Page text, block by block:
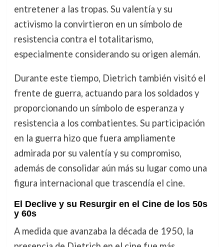
entretener a las tropas. Su valentía y su
activismo la convirtieron en un símbolo de
resistencia contra el totalitarismo,
especialmente considerando su origen alemán.
Durante este tiempo, Dietrich también visitó el
frente de guerra, actuando para los soldados y
proporcionando un símbolo de esperanza y
resistencia a los combatientes. Su participación
en la guerra hizo que fuera ampliamente
admirada por su valentía y su compromiso,
además de consolidar aún más su lugar como una
figura internacional que trascendía el cine.
El Declive y su Resurgir en el Cine de los 50s
y 60s
A medida que avanzaba la década de 1950, la